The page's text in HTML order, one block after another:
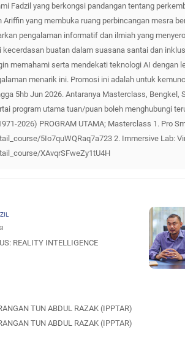
Fadzil yang berkongsi pandangan tentang
Ariffin yang membuka ruang perbincangan mesra
pengalaman informatif dan ilmiah yang
buatan dalam suasana santai dan
memahami serta mendekati teknologi AI dengan
menarik ini. Promosi ini adalah untuk
5hb Jun 2026. Antaranya Masterclass, Bengkel,
program utama tuan/puan boleh menghubungi
2026) PROGRAM UTAMA; Masterclass 1. Pro
5Io7quWQRaq7a723 2. Immersive Lab:
XAvqrSFweZy1tU4H
REALITY INTELLIGENCE
TUN ABDUL RAZAK (IPPTAR)
TUN ABDUL RAZAK (IPPTAR)